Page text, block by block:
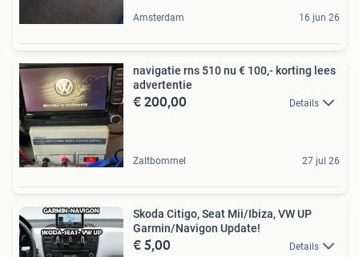
Amsterdam 16 jun 26
navigatie rns 510 nu € 100,- korting lees
advertentie
€ 200,00 Details
Zaltbommel 27 jul 26
Skoda Citigo, Seat Mii/Ibiza, VW UP
Garmin/Navigon Update!
€ 5,00 Details